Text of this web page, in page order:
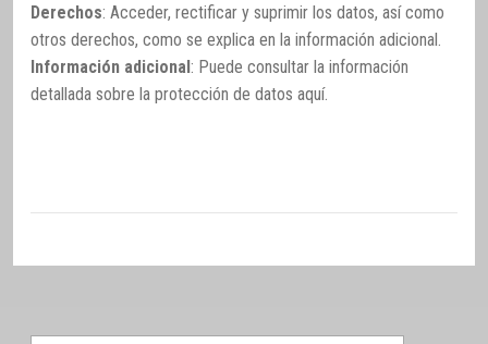
Derechos: Acceder, rectificar y suprimir los datos, así como
otros derechos, como se explica en la información adicional.
Información adicional: Puede consultar la información
detallada sobre la protección de datos aquí.